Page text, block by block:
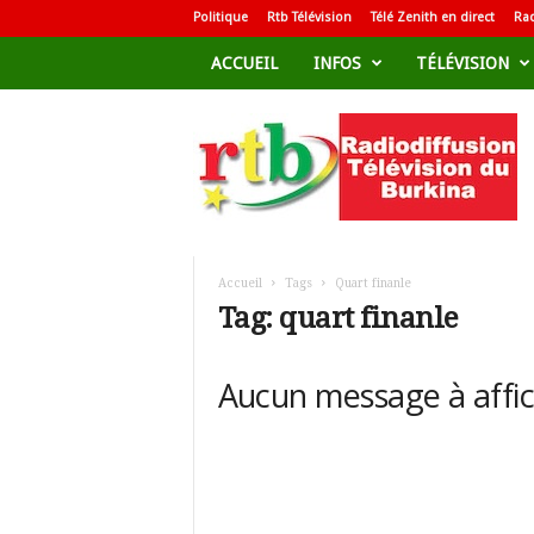
Politique Rtb Télévision Télé Zenith en direct
ACCUEIL INFOS TÉLÉVISION
d
i
Accueil Tags Quart finanle
Tag: quart finanle
Aucun message à